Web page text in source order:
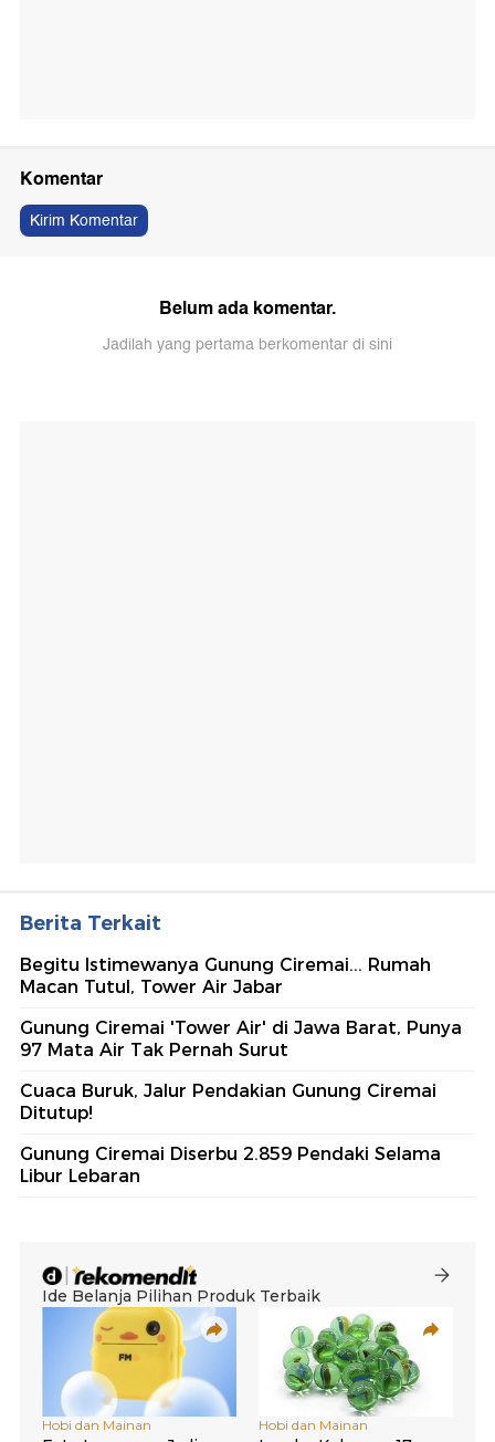
Komentar
Kirim Komentar
Belum ada komentar.
Jadilah yang pertama berkomentar di sini
Berita Terkait
Begitu Istimewanya Gunung Ciremai... Rumah
Macan Tutul, Tower Air Jabar
Gunung Ciremai 'Tower Air' di Jawa Barat, Punya
97 Mata Air Tak Pernah Surut
Cuaca Buruk, Jalur Pendakian Gunung Ciremai
Ditutup!
Gunung Ciremai Diserbu 2.859 Pendaki Selama
Libur Lebaran